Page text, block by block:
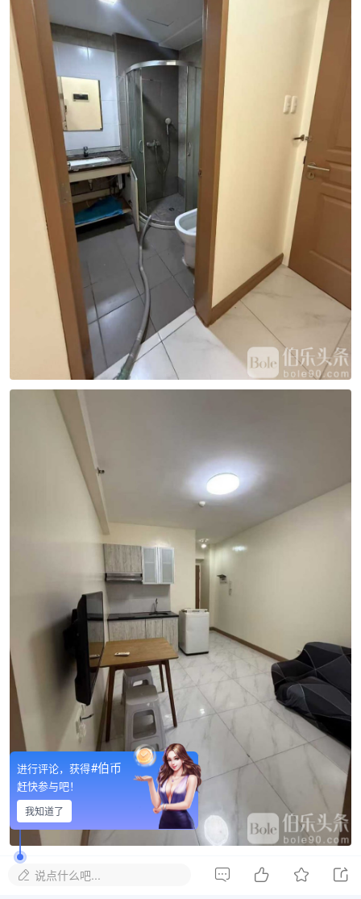
帖子ID: 71417
 点赞这个帖子
 说点什么吧...    
进行评论，获得#伯币
赶快参与吧！
我知道了